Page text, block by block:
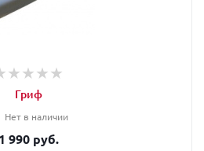
Гриф
Нет в наличии
1 990 руб.